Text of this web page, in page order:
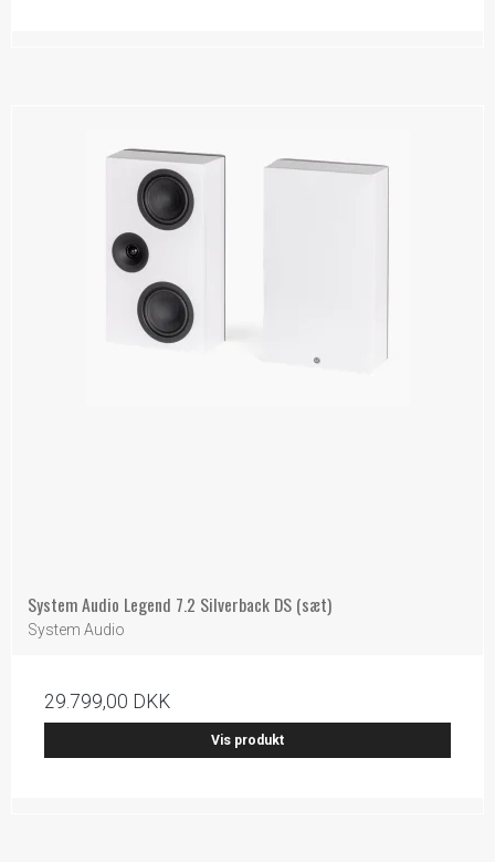
System Audio Legend 7.2 Silverback DS (sæt)
System Audio
29.799,00 DKK
Vis produkt